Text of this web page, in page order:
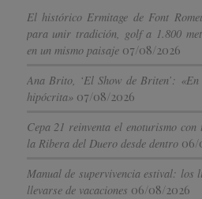
El histórico Ermitage de Font
para unir tradición, golf a 1.800
en un mismo paisaje 07/08/2026
Ana Brito, ‘El Show de Briten’:
hipócrita» 07/08/2026
Cepa 21 reinventa el enoturismo
la Ribera del Duero desde dentro 06/
Manual de supervivencia estival: los
llevarse de vacaciones 06/08/2026